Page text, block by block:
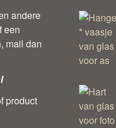
andere
een
mail dan
product